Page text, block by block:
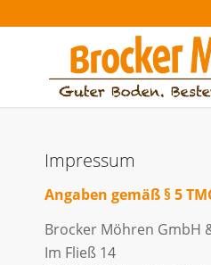
Impressum
Angaben gemäß § 5
Brocker Möhren GmbH
Im Fließ 14